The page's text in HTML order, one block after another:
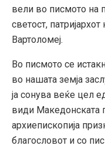
вели во писмото на
светост,
Вартоломеј.
Во писмото се
во нашата земја
ја сонува веќе цел
види Македонската
архиепископија
благословот и со